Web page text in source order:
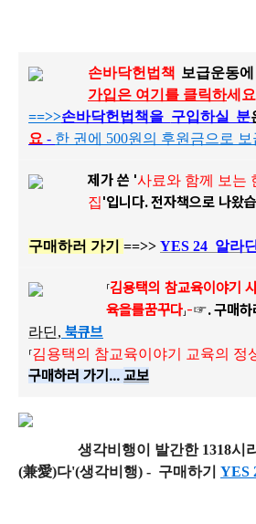
손바닥헌법책 보급운동
가입은 여기를 클릭하세요
==>>손바닥헌법책을 구입하실 분
요 - 한 권에 500원의 후원금으로
제가 쓴 '사료와 함께 보는
집'입니다.전자책으로 나왔
구매하러 가기 ==>> YES 24 알라딘
「김용택의 참교육이야기
육을를꿈꾸다」-☞. 구매하
라딘, 북큐브
「김용택의 참교육이야기 교육의 정
구매하러 가기... 교보
생각비행이 발간한 1318시
(兼愛)다'(생각비행) - 구매하기 YES